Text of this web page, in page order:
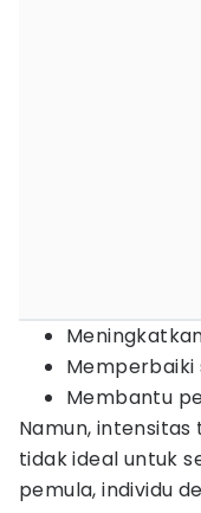
Memperbaiki
Membantu
Namun,
tidak ideal untuk
pemula, individu